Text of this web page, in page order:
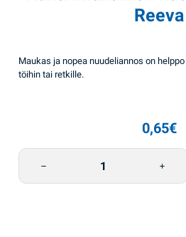
Reeva
Maukas ja nopea nuudeliannos on
töihin tai retkille.
0,65€
Kananmakuinen nuudeli Asia 60g